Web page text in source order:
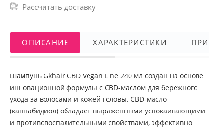
Рассчитать доставку
ОПИСАНИЕ ХАРАКТЕРИСТИКИ
Шампунь Gkhair CBD Vegan Line 240 мл создан на основе
инновационной формулы с CBD-маслом для бережного
ухода за волосами и кожей головы. CBD-масло
(каннабидиол) обладает выраженными успокаивающими
и противовоспалительными свойствами, эффективно